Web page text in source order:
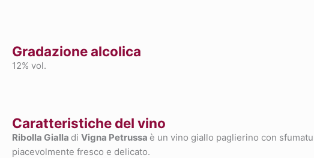
Gradazione alcolica
12% vol.
Caratteristiche del vino
Ribolla Gialla di Vigna Petrussa è un vino giallo paglierino con
piacevolmente fresco e delicato.